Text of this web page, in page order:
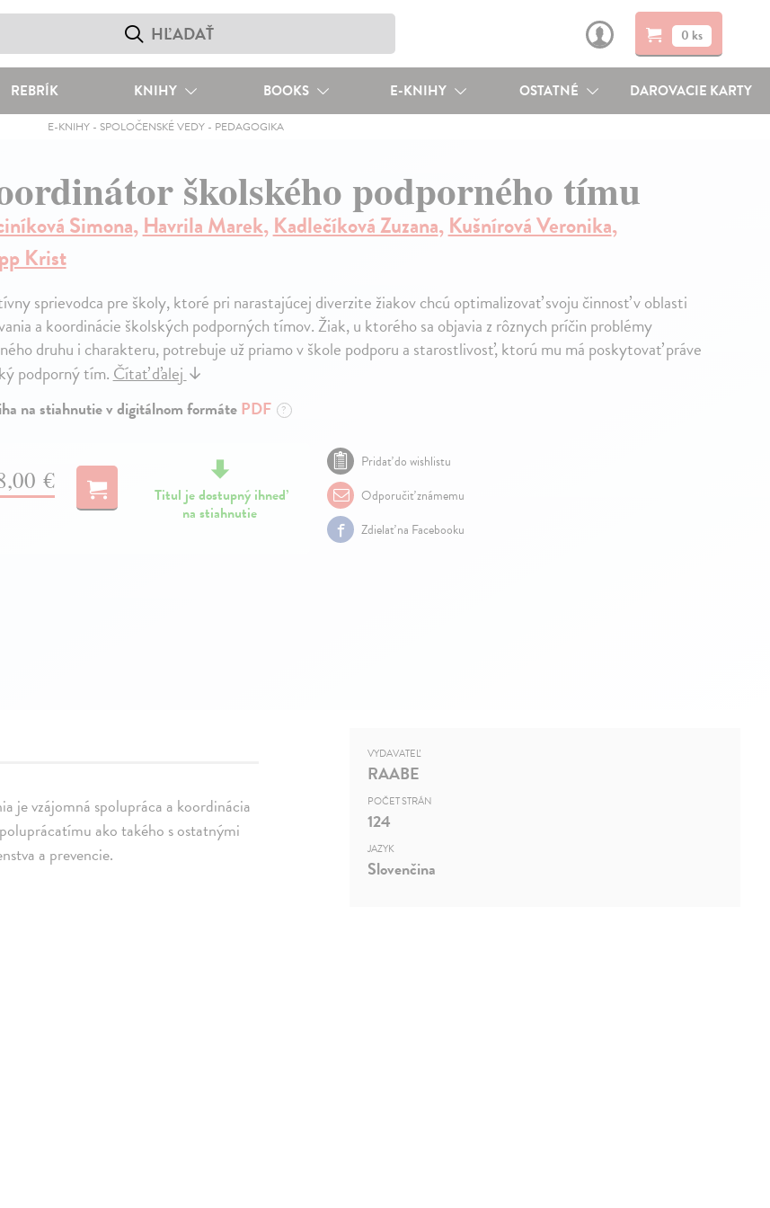
0 ks
REBRÍK KNIHY BOOKS E-KNIHY OSTATNÉ DAROVACIE KARTY
E-KNIHY - SPOLOČENSKÉ VEDY - PEDAGOGIKA
školského podporného tímu
Simona,Havrila Marek,Kadlečíková Zuzana,Kušnírová Veronika,
Krist
sprievodca pre školy, ktoré pri narastajúcej diverzite žiakov chcú optimalizovať svoju činnosť v oblasti
a koordinácie školských podporných tímov. Žiak, u ktorého sa objavia z rôznych príčin problémy
druhu i charakteru, potrebuje už priamo v škole podporu a starostlivosť, ktorú mu má poskytovať práve
podporný tím.Čítať ďalej↓
na stiahnutie v digitálnom formátePDF ?
€
Titul je dostupný ihneď
na stiahnutie
Pridať do wishlistu
Odporučiť známemu
Zdielať na Facebooku
je vzájomná spolupráca a koordinácia
ako takého s ostatnými
a prevencie.
VYDAVATEĽ
RAABE
POČET STRÁN
124
JAZYK
Slovenčina